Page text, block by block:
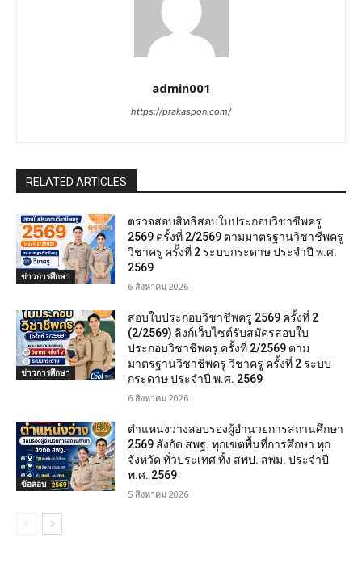
admin001
https://prakaspon.com/
RELATED ARTICLES
ข่าวการศึกษา
ตรวจสอบสิทธิสอบใบประกอบวิชาชีพครู
2569 ครั้งที่ 2/2569 ตามมาตรฐานวิชาชีพครู
วิชาครู ครั้งที่ 2 ระบบกระดาษ ประจำปี พ.ศ.
2569
6 สิงหาคม 2026
ข่าวการศึกษา
สอบใบประกอบวิชาชีพครู 2569 ครั้งที่ 2
(2/2569) ลิงก์เว็บไซต์รับสมัครสอบใบ
ประกอบวิชาชีพครู ครั้งที่ 2/2569 ตาม
มาตรฐานวิชาชีพครู วิชาครู ครั้งที่ 2 ระบบ
กระดาษ ประจำปี พ.ศ. 2569
6 สิงหาคม 2026
ข้อสอบ
ตำแหน่งว่างสอบรองผู้อำนวยการสถานศึกษา
2569 สังกัด สพฐ. ทุกเขตพื้นที่การศึกษา ทุก
จังหวัด ทั่วประเทศ ทั้ง สพป. สพม. ประจำปี
พ.ศ. 2569
5 สิงหาคม 2026